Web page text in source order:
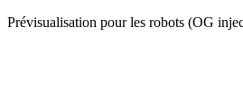
Prévisualisation pour les robots (OG